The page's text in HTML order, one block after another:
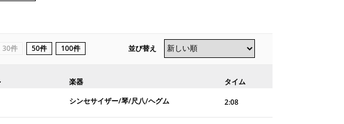
30件 50件 100件 並び替え
楽器 タイム
シンセサイザー/琴/尺八/ヘグム 2:08